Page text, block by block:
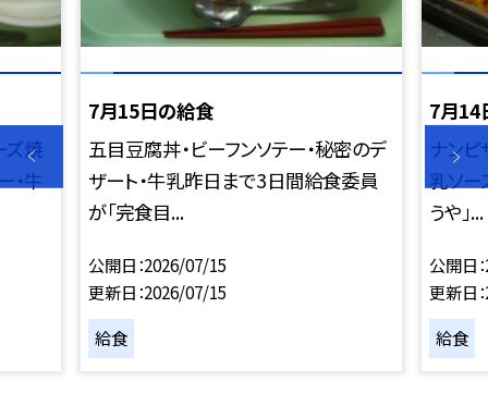
ズ焼
・牛
7月15日の給食
五目豆腐丼・ビーフンソテー・秘密のデ
ザート・牛乳昨日まで3日間給食委員
が「完食目...
公開日 2026/07/15
更新日 2026/07/15
給食
7月14
ナンピ
乳ソー
うや」...
公開日
更新日
給食